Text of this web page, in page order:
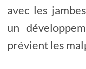
avec les
un
prévient les